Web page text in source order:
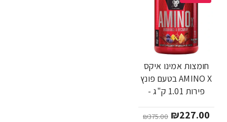
חומצות אמינו איקס
AMINO X בטעם פונץ
פירות 1.01 ק"ג -
₪227.00
₪375.00